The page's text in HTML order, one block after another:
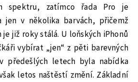
spektru, zatímco řada Pro je
jen v několika barvách, přičemž
je již roky stálá. U loňských iPhonů
vybírat „jen“ z pěti barevných
předešlých letech byla nabídka
letos naštěstí změní. Základní